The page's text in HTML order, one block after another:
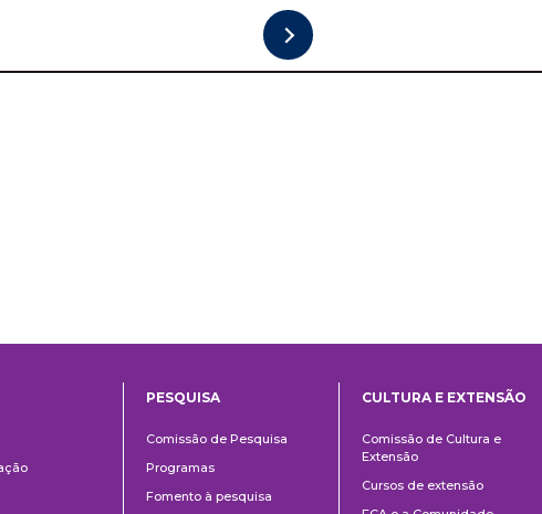
PESQUISA
Comissão de Pesquisa
Programas
Fomento à pesquisa
e
Extensão
CULTURA E EXTENSÃO
Comissão de Cultura e
Extensão
Cursos de extensão